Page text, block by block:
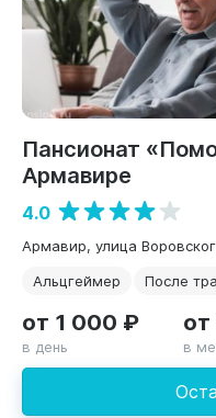
Пансионат
Армавире
4.0
Армавир, улица
Альцгеймер
После
от 1 000 ₽
в день в